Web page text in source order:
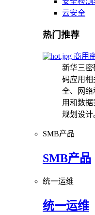
云安全
热门推荐
商用
新华三密
码应用相
全、网络
用和数
规划设计
SMB产品
SMB产品
统一运维
统一运维